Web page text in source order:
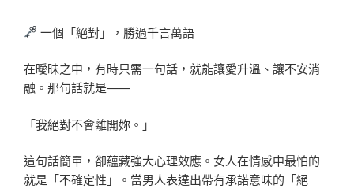
一個「絕對」，勝過千言萬語
在曖昧之中，有時只需一句話，就能讓愛升溫、讓不安消
融。那句話就是——
「我絕對不會離開妳。」
這句話簡單，卻蘊藏強大心理效應。女人在情感中最怕的
就是「不確定性」。當男人表達出帶有承諾意味的「絕